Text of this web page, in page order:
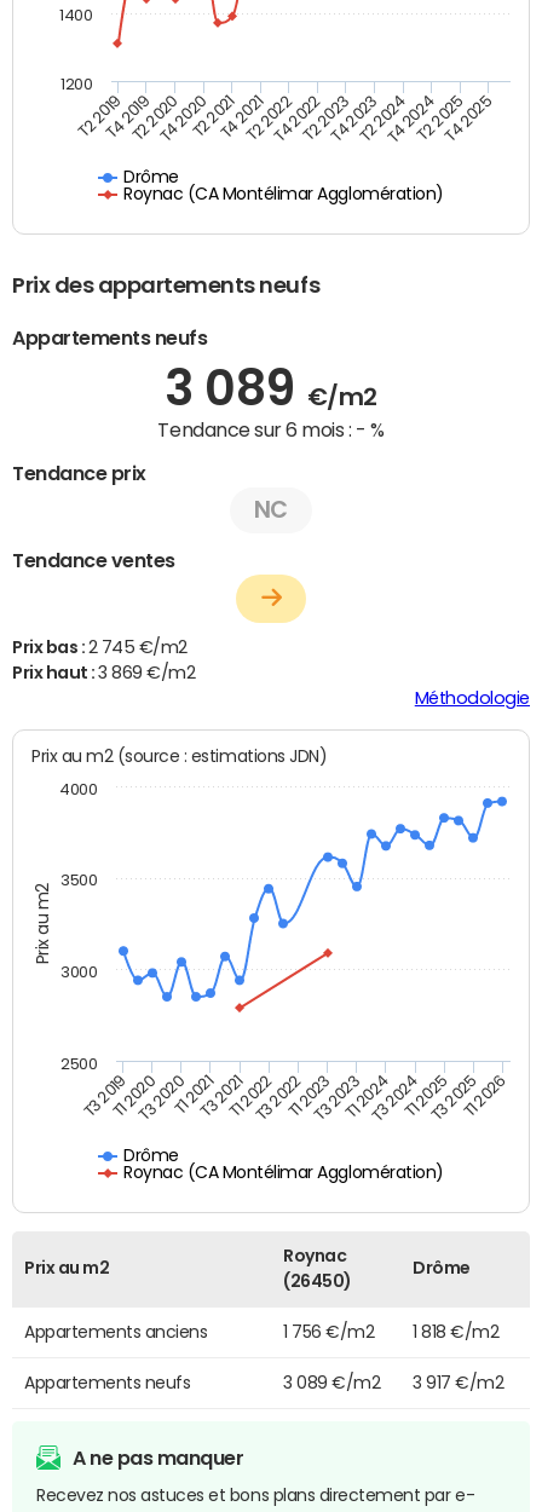
Drôme
Roynac (CA Montélimar Agglomération)
T2 2019T4 2019T2 2020T4 2020T2 2021T4 2021T2 2022T4 2022T2 2023T4 2023T2 2024T4 2024T2 2025T4 2025
1200
1400
Prix des appartements neufs
Appartements neufs
3 089 €/m2
Tendance sur 6 mois : - %
Tendance prix
NC
Tendance ventes
Prix bas : 2 745 €/m2
Prix haut :3 869 €/m2
Méthodologie
Prix au m2
Prix au m2 (source : estimations JDN)
Drôme
Roynac (CA Montélimar Agglomération)
T3 2019T1 2020T3 2020T1 2021T3 2021T1 2022T3 2022T1 2023T3 2023T1 2024T3 2024T1 2025T3 2025T1 2026
2500
3000
3500
4000
Prix au m2
Roynac
(26450)
Drôme
Appartements anciens 1 756 €/m2 1 818 €/m2
Appartements neufs 3 089 €/m2 3 917 €/m2
A ne pas manquer
Recevez nos astuces et bons plans directement par e-